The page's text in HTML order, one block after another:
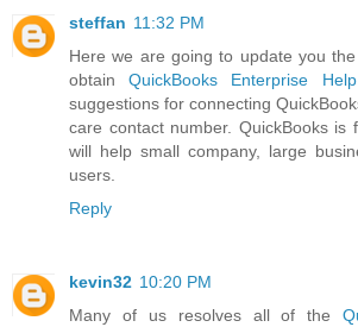
steffan 11:32 PM
Here we are going to update you
obtainQuickBooks Enterprise
suggestions for connecting
care contact number. QuickBooks is
will help small company, large
users.
Reply
kevin32 10:20 PM
Many of us resolves all of the